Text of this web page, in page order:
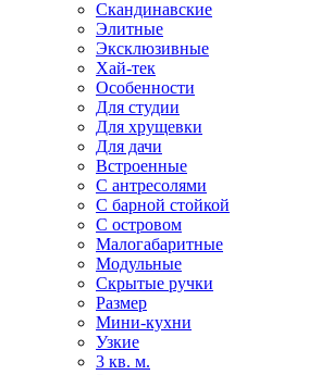
Скандинавские
Элитные
Эксклюзивные
Хай-тек
Особенности
Для студии
Для хрущевки
Для дачи
Встроенные
С антресолями
С барной стойкой
С островом
Малогабаритные
Модульные
Скрытые ручки
Размер
Мини-кухни
Узкие
3 кв. м.